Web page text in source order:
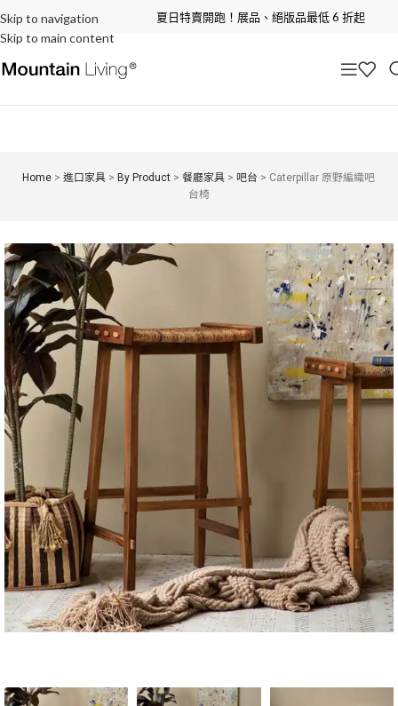
Skip to navigation
Skip to main content
夏日特賣開跑！展品、絕版品最低 6 折起
Home >進口家具 > By Product >餐廳家具 > 吧台 > Caterpillar 原野編織吧
台椅